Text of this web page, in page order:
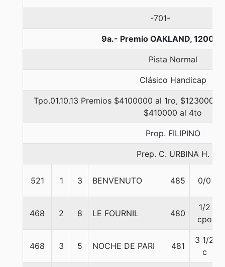
-701-
9a.- Premio OAKLAND, 1200
Pista Normal
Clásico Handicap
Tpo.01.10.13 Premios $4100000 al 1ro,
$410000 al 4to
Prop. FILIPINO
Prep. C. URBINA H.
521 1 3 BENVENUTO 485 0/0
468 2 8 LE FOURNIL 480
1/2
cpo
468 3 5 NOCHE DE PARI 481
3 1/2
c